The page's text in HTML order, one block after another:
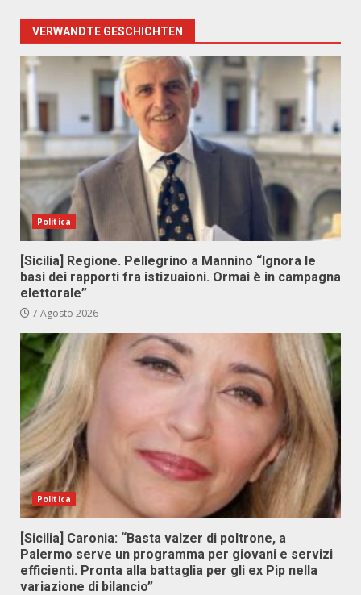
VERWANDTE GESCHICHTEN
Politica
[Sicilia] Regione. Pellegrino a Mannino “Ignora le
basi dei rapporti fra istizuaioni. Ormai è in campagna
elettorale”
7 Agosto 2026
Politica
[Sicilia] Caronia: “Basta valzer di poltrone, a
Palermo serve un programma per giovani e servizi
efficienti. Pronta alla battaglia per gli ex Pip nella
variazione di bilancio”